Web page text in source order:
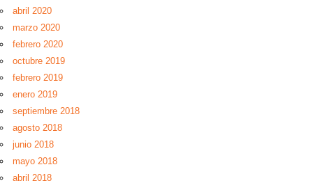
abril 2020
marzo 2020
febrero 2020
octubre 2019
febrero 2019
enero 2019
septiembre 2018
agosto 2018
junio 2018
mayo 2018
abril 2018